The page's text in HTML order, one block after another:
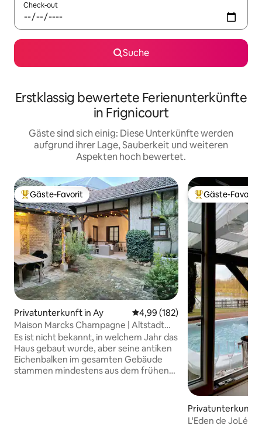
Check-out
Suche
Erstklassig bewertete Ferienunterkünfte
in Frignicourt
Gäste sind sich einig: Diese Unterkünfte werden
aufgrund ihrer Lage, Sauberkeit und weiteren
Aspekten hoch bewertet.
Beliebter Gäste-Favorit.
Gäste-Favorit
Privatunterkunft in Ay Durchschnittliche Bewertung:
4,99 (182)
Maison Marcks Champagne | Altstadt
von Ay
Es ist nicht bekannt, in welchem Jahr das
Haus gebaut wurde, aber seine antiken
Eichenbalken im gesamten Gebäude
stammen mindestens aus dem frühen
Beliebter Gäste-
Gäste-Favorit
Privatunterkunft
L'Eden de JoLéo: